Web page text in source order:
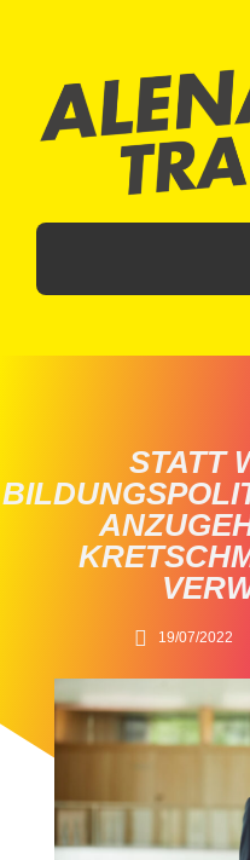
STATT
19/07/2022